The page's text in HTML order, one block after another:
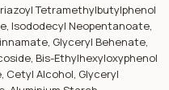
Tetramethylbutylphenol
Isododecyl Neopentanoate,
Glyceryl Behenate,
Bis-Ethylhexyloxyphenol
Cetyl Alcohol, Glyceryl